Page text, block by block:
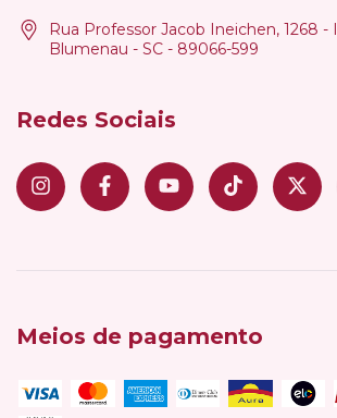
Rua Professor Jacob Ineichen, 1268
Blumenau - SC - 89066-599
Redes Sociais
Meios de pagamento